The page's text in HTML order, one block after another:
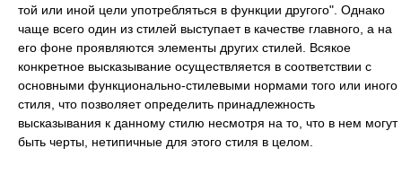
той или иной цели употребляться в функции другого". Однако
чаще всего один из стилей выступает в качестве главного, а на
его фоне проявляются элементы других стилей. Всякое
конкретное высказывание осуществляется в соответствии с
основными функционально-стилевыми нормами того или иного
стиля, что позволяет определить принадлежность
высказывания к данному стилю несмотря на то, что в нем могут
быть черты, нетипичные для этого стиля в целом.